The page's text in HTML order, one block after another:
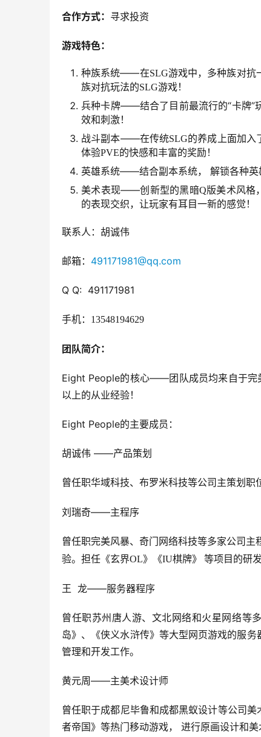
合作方式： 寻求投资
游戏特色：
种族系统——在SLG游戏中，多种族对抗
族对抗玩法的SLG游戏！
兵种卡牌——结合了目前最流行的“卡牌”
效和刺激！
战斗副本——在传统SLG的养成上面加入
体验PVE的快感和丰富的奖励！
英雄系统——结合副本系统， 解锁各种英
美术表现——创新型的黑暗Q版美术风格
的表现交织，让玩家有耳目一新的感觉！
联系人：胡诚伟
邮箱： 491171981@qq.com
Q Q:  491171981
手机： 13548194629
团队简介：
Eight People的核心——团队成员均来自于完
以上的从业经验！
Eight People的主要成员：
胡诚伟 ——产品策划
曾任职华域科技、布罗米科技等公司主策划职
刘瑞奇——主程序
曾任职完美风暴、奇门网络科技等多家公司主
验。担任《玄界OL》《IU棋牌》 等项目的研
王  龙——服务器程序
曾任职苏州唐人游、文北网络和火星网络等
岛》、《侠义水浒传》等大型网页游戏的服
管理和开发工作。
黄元周——主美术设计师
曾任职于成都尼毕鲁和成都黑蚁设计等公司
者帝国》等热门移动游戏， 进行原画设计和美